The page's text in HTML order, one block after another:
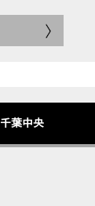
千葉中央